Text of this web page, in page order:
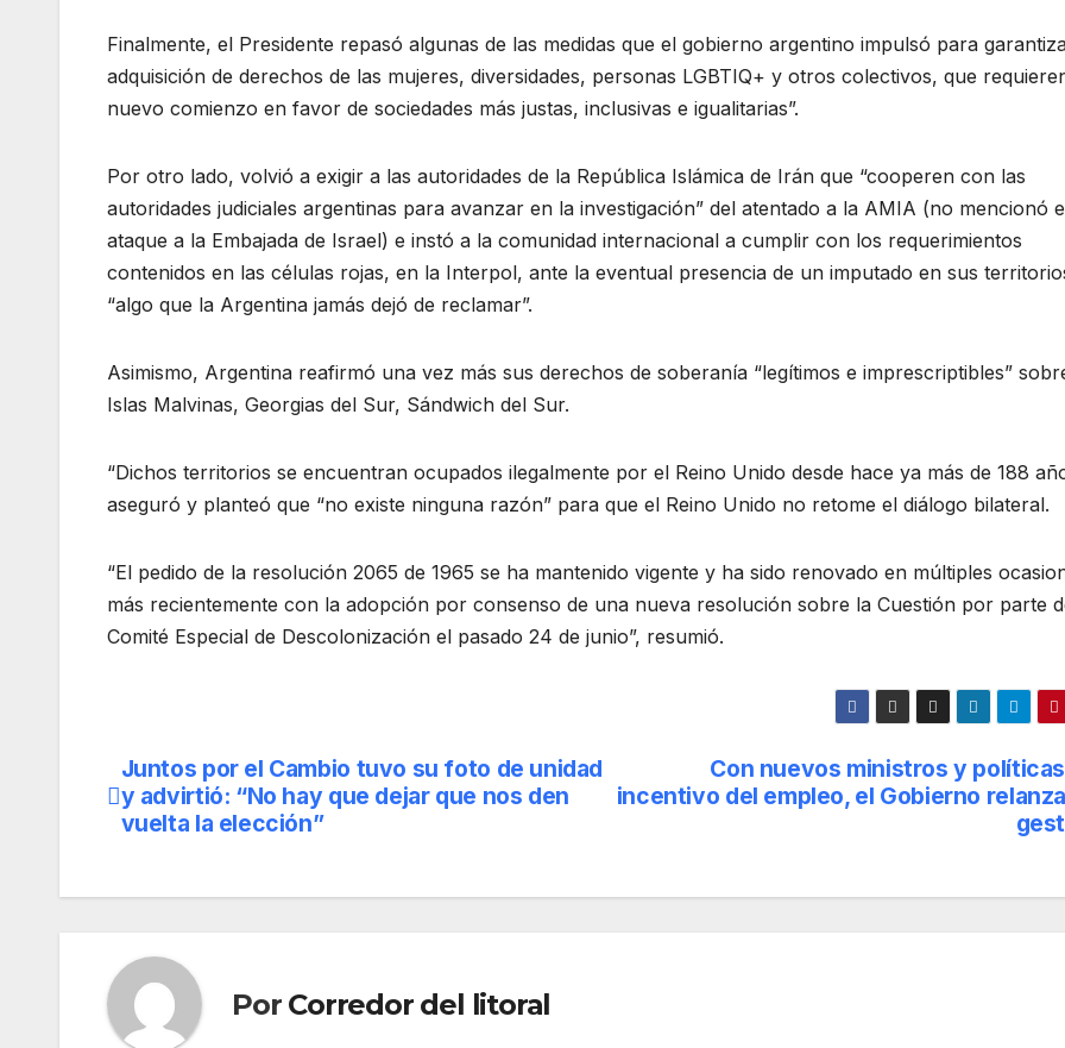
Finalmente, el Presidente repasó algunas de las medidas que el gobierno argentino impulsó para
adquisición de derechos de las mujeres, diversidades, personas LGBTIQ+ y otros colectivos, que
nuevo comienzo en favor de sociedades más justas, inclusivas e igualitarias”.
Por otro lado, volvió a exigir a las autoridades de la República Islámica de Irán que “cooperen con las
autoridades judiciales argentinas para avanzar en la investigación” del atentado a la AMIA (no mencionó
ataque a la Embajada de Israel) e instó a la comunidad internacional a cumplir con los requerimientos
contenidos en las células rojas, en la Interpol, ante la eventual presencia de un imputado en sus
“algo que la Argentina jamás dejó de reclamar”.
Asimismo, Argentina reafirmó una vez más sus derechos de soberanía “legítimos e imprescriptibles”
Islas Malvinas, Georgias del Sur, Sándwich del Sur.
“Dichos territorios se encuentran ocupados ilegalmente por el Reino Unido desde hace ya más de 188
aseguró y planteó que “no existe ninguna razón” para que el Reino Unido no retome el diálogo bilateral.
“El pedido de la resolución 2065 de 1965 se ha mantenido vigente y ha sido renovado en múltiples
más recientemente con la adopción por consenso de una nueva resolución sobre la Cuestión por parte
Comité Especial de Descolonización el pasado 24 de junio”, resumió.
Navegación
de
Con nuevos ministros y
incentivo del empleo, el Gobierno
Juntos por el Cambio tuvo su foto de unidad
y advirtió: “No hay que dejar que nos den
vuelta la elección”
Por Corredor del litoral